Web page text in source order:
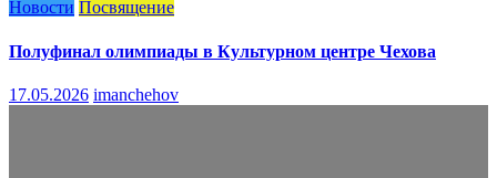
Новости Посвящение
Полуфинал олимпиады в Культурном центре Чехова
17.05.2026 imanchehov